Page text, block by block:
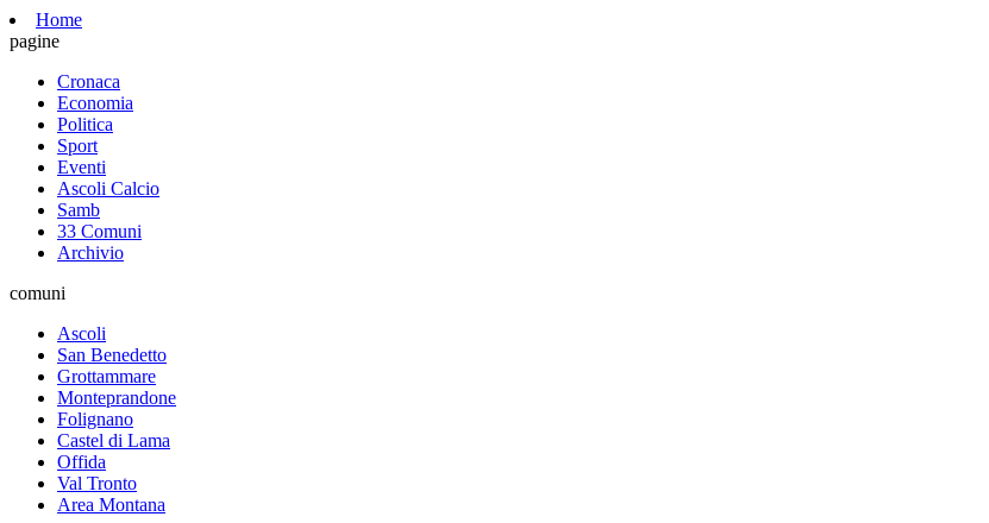
Home
pagine
Cronaca
Economia
Politica
Sport
Eventi
Ascoli Calcio
Samb
33 Comuni
Archivio
comuni
Ascoli
San Benedetto
Grottammare
Monteprandone
Folignano
Castel di Lama
Offida
Val Tronto
Area Montana